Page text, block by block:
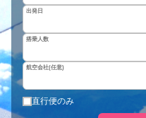
出発日
搭乗人数
航空会社(任意)
直行便のみ